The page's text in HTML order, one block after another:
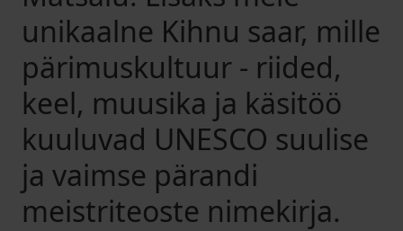
unikaalne Kihnu saar, mille
pärimuskultuur - riided,
keel, muusika ja käsitöö
kuuluvad UNESCO suulise
ja vaimse pärandi
meistriteoste nimekirja.